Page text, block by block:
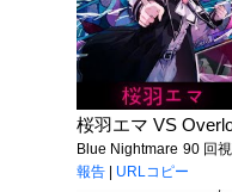
桜羽エマ VS
Blue Nightmare 90 回
報告
URLコピー